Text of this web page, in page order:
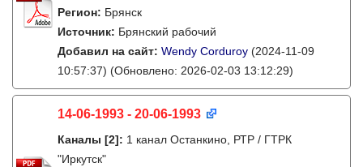
Регион: Брянск
Источник: Брянский рабочий
Добавил на сайт: Wendy Corduroy (2024-11-09
10:57:37) (Обновлено: 2026-02-03 13:12:29)
14-06-1993 - 20-06-1993
Каналы [2]: 1 канал Останкино, РТР / ГТРК
"Иркутск"